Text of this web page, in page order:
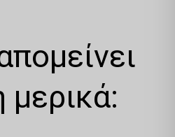
μερικά: